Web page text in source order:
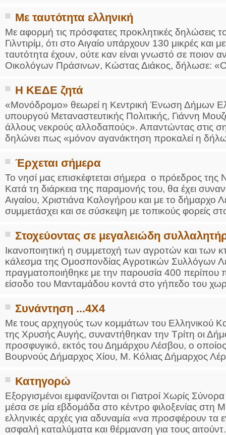
Με ταυτότητα ελληνική
Με αφορμή τις πρόσφατες προκλητικές δηλώσεις
Γιλντιρίμ, ότι στο Αιγαίο υπάρχουν 130 μικρές και
ταυτότητα έχουν, ούτε καν είναι γνωστό σε
Οικολόγων Πράσινων, Κώστας Διάκος, δήλωσε:
Η ΚΕΔΕ ζητά
«Μονόδρομο» θεωρεί η Κεντρική Ένωση Δήμων
υπουργού Μεταναστευτικής Πολιτικής, Γιάννη
άλλους νεκρούς αλλοδαπούς». Απαντώντας στις
δηλώνει πως «μόνον αγανάκτηση προκαλεί η
Έρχεται σήμερα
Το νησί μας επισκέφτεται σήμερα ο πρόεδρος
Κατά τη διάρκεια της παραμονής του, θα έχει
Αιγαίου, Χριστιάνα Καλογήρου και με το
συμμετάσχει και σε σύσκεψη με τοπικούς φορείς
Στοχεύοντας σε μεγαλειώδη
Ικανοποιητική η συμμετοχή των αγροτών και των
κάλεσμα της Ομοσπονδίας Αγροτικών Συλλόγων
πραγματοποιήθηκε με την παρουσία 400
είσοδο του Μανταμάδου κοντά στο γήπεδο του
Συνάντηση ...4Χ4
Με τους αρχηγούς των κομμάτων του Ελληνικού
της Χρυσής Αυγής, συναντήθηκαν την Τρίτη οι
προσφυγικό, εκτός του Δημάρχου Λέσβου, ο
Βουρνούς Δήμαρχος Χίου, Μ. Κόλιας Δήμαρχος
Κατηγορώ
Εξοργισμένοι εμφανίζονται οι Γιατροί Χωρίς
μέσα σε μία εβδομάδα στο κέντρο φιλοξενίας στη
ελληνικές αρχές για αδυναμία «να προσφέρουν τα
ασφαλή καταλύματα και θέρμανση για τους